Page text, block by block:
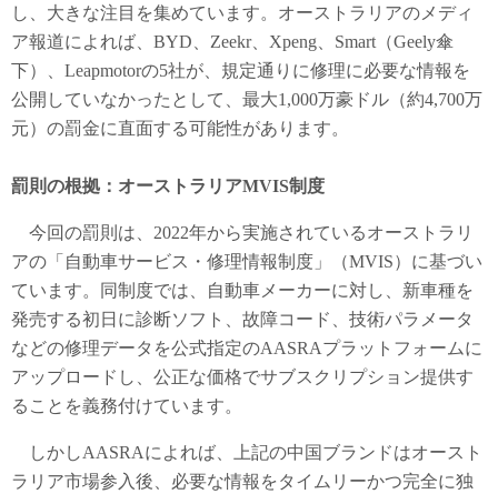
し、大きな注目を集めています。オーストラリアのメディ
ア報道によれば、BYD、Zeekr、Xpeng、Smart（Geely傘
下）、Leapmotorの5社が、規定通りに修理に必要な情報を
公開していなかったとして、最大1,000万豪ドル（約4,700万
元）の罰金に直面する可能性があります。
罰則の根拠：オーストラリアMVIS制度
今回の罰則は、2022年から実施されているオーストラリ
アの「自動車サービス・修理情報制度」（MVIS）に基づい
ています。同制度では、自動車メーカーに対し、新車種を
発売する初日に診断ソフト、故障コード、技術パラメータ
などの修理データを公式指定のAASRAプラットフォームに
アップロードし、公正な価格でサブスクリプション提供す
ることを義務付けています。
しかしAASRAによれば、上記の中国ブランドはオースト
ラリア市場参入後、必要な情報をタイムリーかつ完全に独